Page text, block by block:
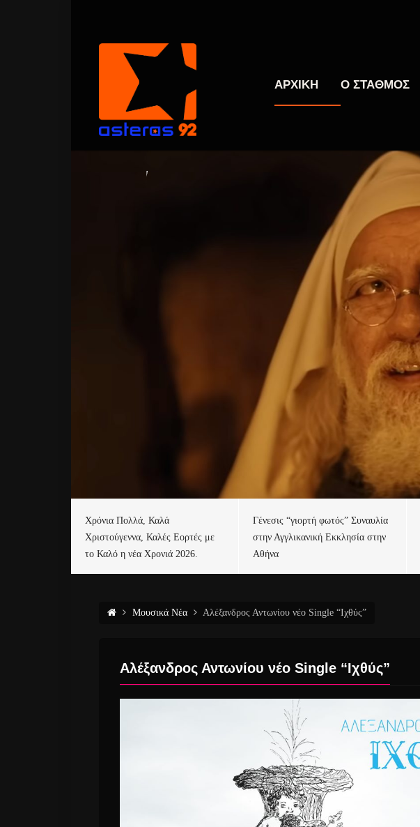
ΑΡΧΙΚΗ Ο ΣΤΑΘΜΟΣ
Χρόνια Πολλά, Καλά
Χριστούγεννα, Καλές Εορτές με
το Καλό η νέα Χρονιά 2026.
Γένεσις “γιορτή φωτός” Συναυλία
στην Αγγλικανική Εκκλησία στην
Αθήνα
Μουσικά Νέα Αλέξανδρος Αντωνίου νέο Single “Ιχθύς”
Αλέξανδρος Αντωνίου νέο Single “Ιχθύς”